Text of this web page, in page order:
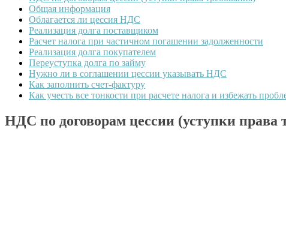
Общая информация
Облагается ли цессия НДС
Реализация долга поставщиком
Расчет налога при частичном погашении задолженности
Реализация долга покупателем
Переуступка долга по займу
Нужно ли в соглашении цессии указывать НДС
Как заполнить счет-фактуру
Как учесть все тонкости при расчете налога и избежать
НДС по договорам цессии (уступки права